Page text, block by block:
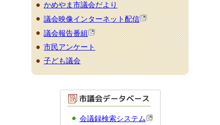
かめやま市議会だより
議会映像インターネット配信
議会報告番組
市民アンケート
子ども議会
会議録検索システム